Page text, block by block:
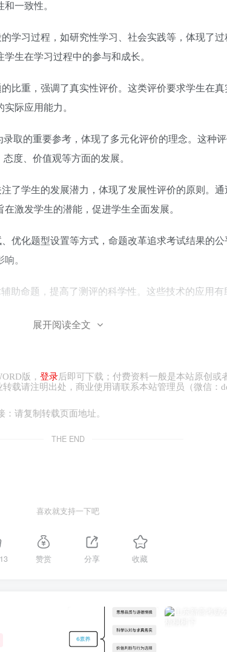
一致性。
学习过程，如研究性学习、社会实践等，体现了过
生在学习过程中的参与和成长。
比重，强调了真实性评价。这类评价要求学生在
际应用能力。
取的重要参考，体现了多元化评价的理念。这种
度、价值观等方面的发展。
了学生的发展潜力，体现了发展性评价的原则。通
激发学生的潜能，促进学生全面发展。
、优化题型设置等方式，命题改革追求考试结果的
。
助命题，提高了测评的科学性。这些技术的应用
一个复杂系统工程，需要综合考虑多方因素
目数量，确保考生有足够的时间阅读题目并完成作
控制来实现。适当的信息量能够帮助设置不同难
展开阅读全文
版， 登录后即可下载；付费资料一般是本站原创或
载请注明出处，商业使用请联系本站管理员（微信：
：请复制转载页面地址。
THE END
喜欢就支持一下吧
13 赞赏 分享 收藏